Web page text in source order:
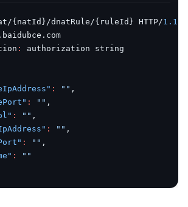
{natId } /dnatRule/{ ruleId } HTTP/1.1
:
: "" ,
: "" ,
: "" ,
: "" ,
: "" ,
:
""